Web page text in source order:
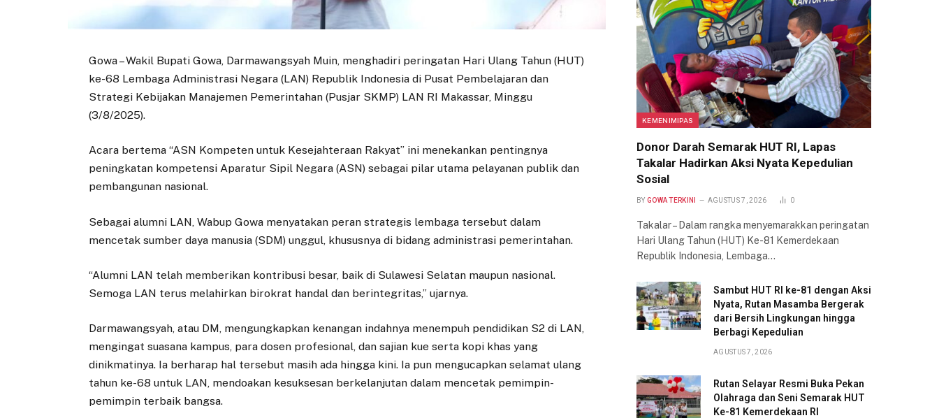
Gowa – Wakil Bupati Gowa, Darmawangsyah Muin, menghadiri peringatan Hari Ulang Tahun (HUT)
ke-68 Lembaga Administrasi Negara (LAN) Republik Indonesia di Pusat Pembelajaran dan
Strategi Kebijakan Manajemen Pemerintahan (Pusjar SKMP) LAN RI Makassar, Minggu
(3/8/2025).
Acara bertema “ASN Kompeten untuk Kesejahteraan Rakyat” ini menekankan pentingnya
peningkatan kompetensi Aparatur Sipil Negara (ASN) sebagai pilar utama pelayanan publik dan
pembangunan nasional.
Sebagai alumni LAN, Wabup Gowa menyatakan peran strategis lembaga tersebut dalam
mencetak sumber daya manusia (SDM) unggul, khususnya di bidang administrasi pemerintahan.
“Alumni LAN telah memberikan kontribusi besar, baik di Sulawesi Selatan maupun nasional.
Semoga LAN terus melahirkan birokrat handal dan berintegritas,” ujarnya.
Darmawangsyah, atau DM, mengungkapkan kenangan indahnya menempuh pendidikan S2 di LAN,
mengingat suasana kampus, para dosen profesional, dan sajian kue serta kopi khas yang
dinikmatinya. Ia berharap hal tersebut masih ada hingga kini. Ia pun mengucapkan selamat ulang
tahun ke-68 untuk LAN, mendoakan kesuksesan berkelanjutan dalam mencetak pemimpin-
pemimpin terbaik bangsa.
KEMENIMIPAS
Donor Darah Semarak HUT RI, Lapas
Takalar Hadirkan Aksi Nyata Kepedulian
Sosial
BY GOWA TERKINI AGUSTUS 7, 2026 0
Takalar – Dalam rangka menyemarakkan peringatan
Hari Ulang Tahun (HUT) Ke-81 Kemerdekaan
Republik Indonesia, Lembaga…
Sambut HUT RI ke-81 dengan Aksi
Nyata, Rutan Masamba Bergerak
dari Bersih Lingkungan hingga
Berbagi Kepedulian
AGUSTUS 7, 2026
Rutan Selayar Resmi Buka Pekan
Olahraga dan Seni Semarak HUT
Ke-81 Kemerdekaan RI